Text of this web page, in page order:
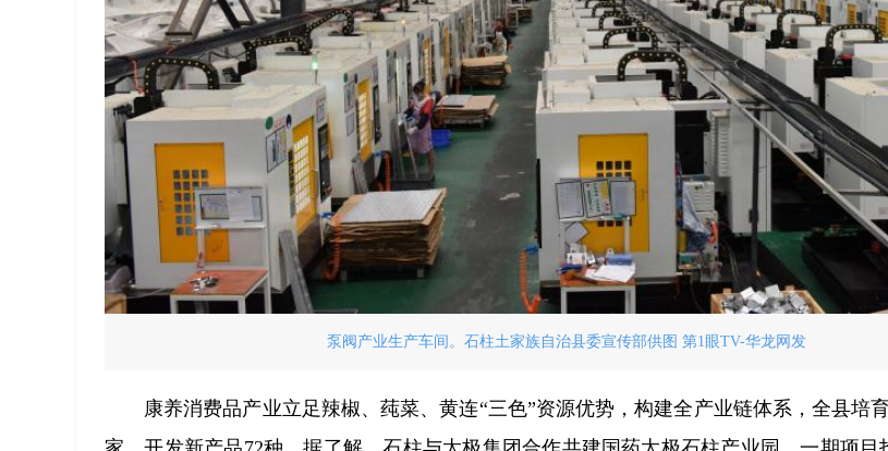
泵阀产业生产车间。石柱土家族自治县委宣传部供图 第1眼TV-华龙网发
康养消费品产业立足辣椒、莼菜、黄连“三色”资源优势，构建全产业链体系，全县培